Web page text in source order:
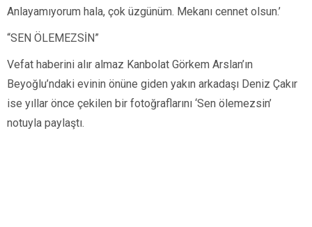
Anlayamıyorum hala, çok üzgünüm. Mekanı cennet olsun.’
“SEN ÖLEMEZSİN”
Vefat haberini alır almaz Kanbolat Görkem Arslan’ın
Beyoğlu’ndaki evinin önüne giden yakın arkadaşı Deniz Çakır
ise yıllar önce çekilen bir fotoğraflarını ‘Sen ölemezsin’
notuyla paylaştı.